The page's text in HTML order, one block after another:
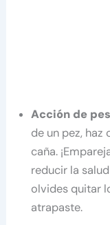
Acción de
de un pez,
caña.
reducir la
olvides quitar
atrapaste.